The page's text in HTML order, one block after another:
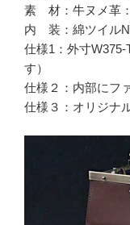
素 材：牛ヌメ革
内 装：綿ツイ
仕様1：外寸
す）
仕様２：内部にフ
仕様３：オリジナ